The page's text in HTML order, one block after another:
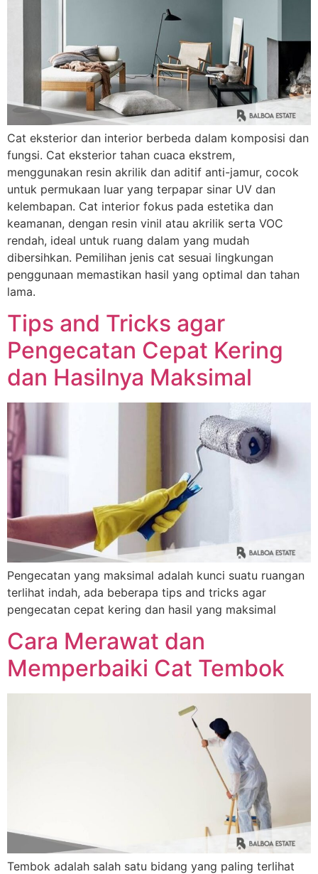
Cat eksterior dan interior berbeda dalam komposisi dan
fungsi. Cat eksterior tahan cuaca ekstrem,
menggunakan resin akrilik dan aditif anti-jamur, cocok
untuk permukaan luar yang terpapar sinar UV dan
kelembapan. Cat interior fokus pada estetika dan
keamanan, dengan resin vinil atau akrilik serta VOC
rendah, ideal untuk ruang dalam yang mudah
dibersihkan. Pemilihan jenis cat sesuai lingkungan
penggunaan memastikan hasil yang optimal dan tahan
lama.
Tips and Tricks agar
Pengecatan Cepat Kering
dan Hasilnya Maksimal
Pengecatan yang maksimal adalah kunci suatu ruangan
terlihat indah, ada beberapa tips and tricks agar
pengecatan cepat kering dan hasil yang maksimal
Cara Merawat dan
Memperbaiki Cat Tembok
Tembok adalah salah satu bidang yang paling terlihat
Nama Lengkap
Hubungi via WhatsApp